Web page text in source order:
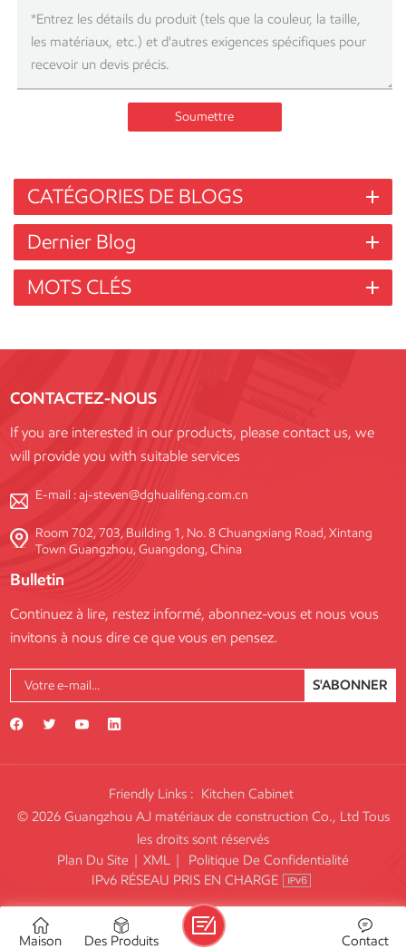
Soumettre
CATÉGORIES DE BLOGS
Dernier Blog
MOTS CLÉS
CONTACTEZ-NOUS
If you are interested in our products, please contact us, we
will provide you with suitable services
E-mail :aj-steven@dghualifeng.com.cn
Room 702, 703, Building 1, No. 8 Chuangxiang Road, Xintang
Town Guangzhou, Guangdong, China
Bulletin
Continuez à lire, restez informé, abonnez-vous et nous vous
invitons à nous dire ce que vous en pensez.
S'ABONNER
Friendly Links : Kitchen Cabinet
© 2026 Guangzhou AJ matériaux de construction Co., Ltd Tous
les droits sont réservés
Plan Du Site
XML
Politique De Confidentialité
IPv6 RÉSEAU PRIS EN CHARGE
Maison Des Produits Contact